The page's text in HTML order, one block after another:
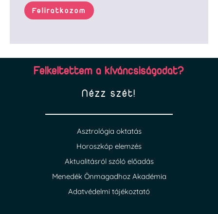
Feliratkozom
Felkeltettem a kíváncsiságodat?
Nézz szét!
Asztrológia oktatás
Horoszkóp elemzés
Aktualitásról szóló előadás
Menedék Önmagadhoz Akadémia
Adatvédelmi tájékoztató